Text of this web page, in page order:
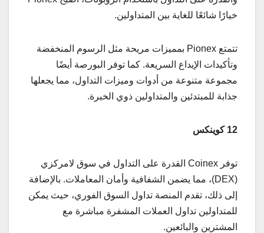
خيارًا شائعًا للغاية بين المتداولين.
تتمتع Pionex بمميزات مريحة مثل الرسوم المنخفضة
وتأكيدات الإيداع السريعة. كما توفر البورصة أيضًا
مجموعة متنوعة من أدوات وميزات التداول، مما يجعلها
جذابة للمبتدئين والمتداولين ذوي الخبرة.
12 كوينكس
توفر Coinex القدرة على التداول في سوق لامركزي
(DEX)، مما يضمن الشفافية وأمان المعاملات. بالإضافة
إلى ذلك، تقدم المنصة تداول السوق الفوري، حيث يمكن
للمتداولين تداول العملات المشفرة مباشرة مع
المشترين والبائعين.